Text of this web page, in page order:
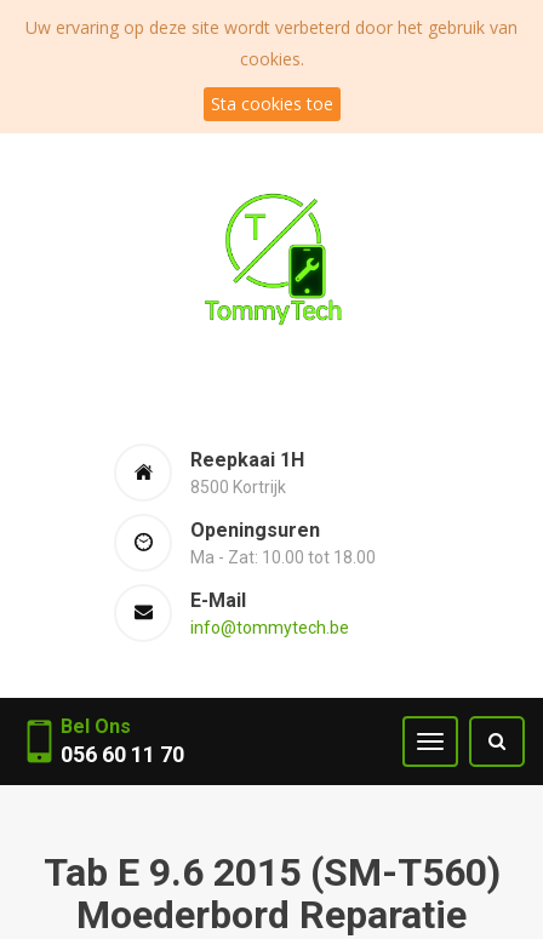
Uw ervaring op deze site wordt verbeterd door het gebruik van
cookies.
Sta cookies toe
Reepkaai 1H
8500 Kortrijk
Openingsuren
Ma - Zat: 10.00 tot 18.00
E-Mail
info@tommytech.be
Bel Ons
056 60 11 70
Tab E 9.6 2015 (SM-T560)
Moederbord Reparatie